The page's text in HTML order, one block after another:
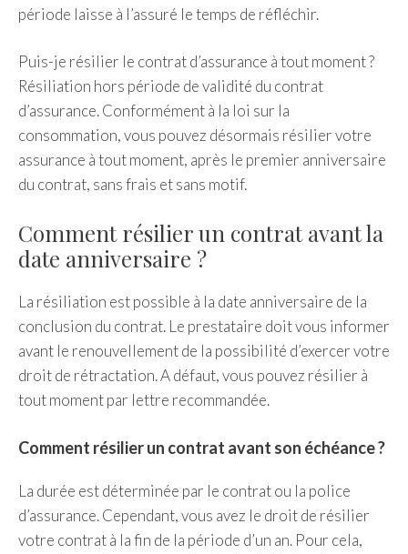
période laisse à l’assuré le temps de réfléchir.
Puis-je résilier le contrat d’assurance à tout moment ?
Résiliation hors période de validité du contrat
d’assurance. Conformément à la loi sur la
consommation, vous pouvez désormais résilier votre
assurance à tout moment, après le premier anniversaire
du contrat, sans frais et sans motif.
Comment résilier un contrat avant la
date anniversaire ?
La résiliation est possible à la date anniversaire de la
conclusion du contrat. Le prestataire doit vous informer
avant le renouvellement de la possibilité d’exercer votre
droit de rétractation. A défaut, vous pouvez résilier à
tout moment par lettre recommandée.
Comment résilier un contrat avant son échéance ?
La durée est déterminée par le contrat ou la police
d’assurance. Cependant, vous avez le droit de résilier
votre contrat à la fin de la période d’un an. Pour cela,